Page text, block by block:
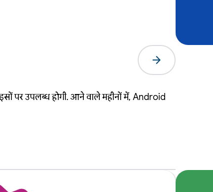
arrow_forward
पर उपलब्ध होगी. आने वाले महीनों में, Android